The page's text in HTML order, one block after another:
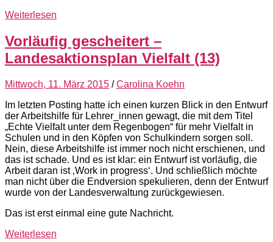
Weiterlesen
Vorläufig gescheitert –
Landesaktionsplan Vielfalt (13)
Mittwoch, 11. März 2015 /Carolina Koehn
Im letzten Posting hatte ich einen kurzen Blick in den Entwurf
der Arbeitshilfe für Lehrer_innen gewagt, die mit dem Titel
„Echte Vielfalt unter dem Regenbogen“ für mehr Vielfalt in
Schulen und in den Köpfen von Schulkindern sorgen soll.
Nein, diese Arbeitshilfe ist immer noch nicht erschienen, und
das ist schade. Und es ist klar: ein Entwurf ist vorläufig, die
Arbeit daran ist ‚Work in progress‘. Und schließlich möchte
man nicht über die Endversion spekulieren, denn der Entwurf
wurde von der Landesverwaltung zurückgewiesen.
Das ist erst einmal eine gute Nachricht.
Weiterlesen